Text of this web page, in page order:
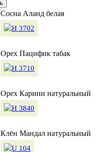
Сосна Аланд белая
Орех Пацифик табак
Орех Карини натуральный
Клён Мандал натуральный